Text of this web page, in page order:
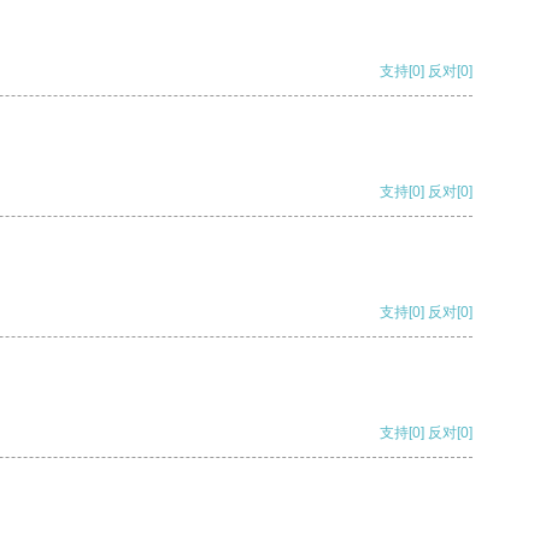
支持[0] 反对[0]
支持[0] 反对[0]
支持[0] 反对[0]
支持[0] 反对[0]